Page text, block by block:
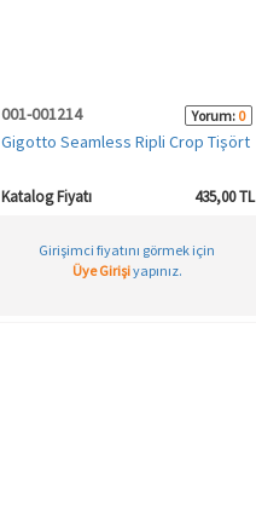
001-001214 Yorum: 0
Gigotto Seamless Ripli Crop Tişört
Katalog Fiyatı 435,00 TL
Girişimci fiyatını görmek için
Üye Girişiyapınız.